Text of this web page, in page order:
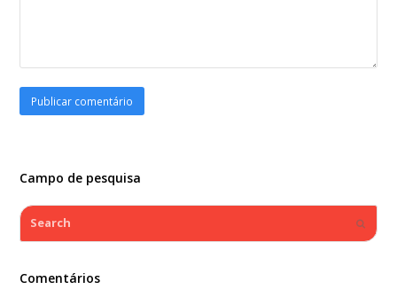
Campo de pesquisa
Search
Comentários